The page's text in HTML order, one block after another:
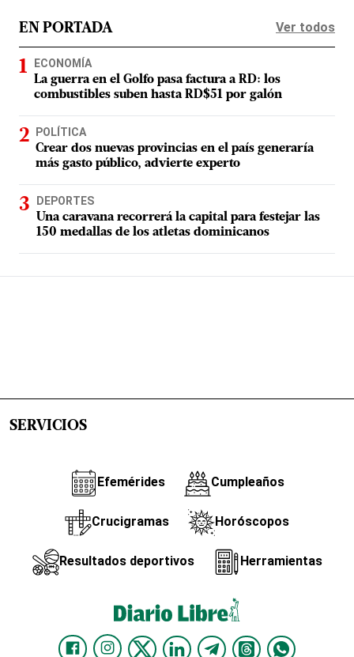
EN PORTADA Ver todos
ECONOMÍA
La guerra en el Golfo pasa factura a RD: los
combustibles suben hasta RD$51 por galón
POLÍTICA
Crear dos nuevas provincias en el país generaría
más gasto público, advierte experto
DEPORTES
Una caravana recorrerá la capital para festejar las
150 medallas de los atletas dominicanos
SERVICIOS
Efemérides Cumpleaños
Crucigramas Horóscopos
Resultados deportivos Herramientas